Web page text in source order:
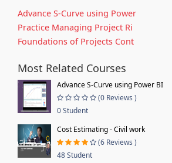
Advance S-Curve using Power
Practice Managing Project Ri
Foundations of Projects Cont
Most Related Courses
Advance S-Curve using Power BI
(0 Reviews )
0 Student
Cost Estimating - Civil work
(6 Reviews )
48 Student